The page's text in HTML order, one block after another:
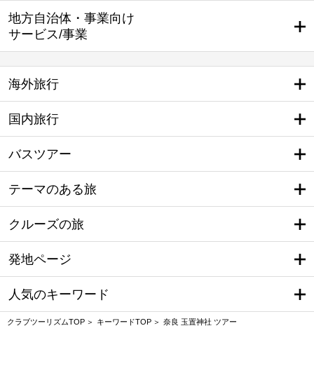
地方自治体・事業向け
サービス/事業
海外旅行
国内旅行
バスツアー
テーマのある旅
クルーズの旅
発地ページ
人気のキーワード
クラブツーリズムTOP キーワードTOP 奈良 玉置神社 ツアー